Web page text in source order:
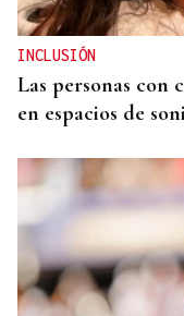
INCLUSIÓN
Las personas con
en espacios de